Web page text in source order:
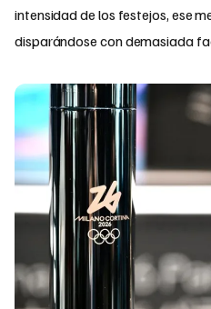
intensidad de los festejos, ese
disparándose con demasiada